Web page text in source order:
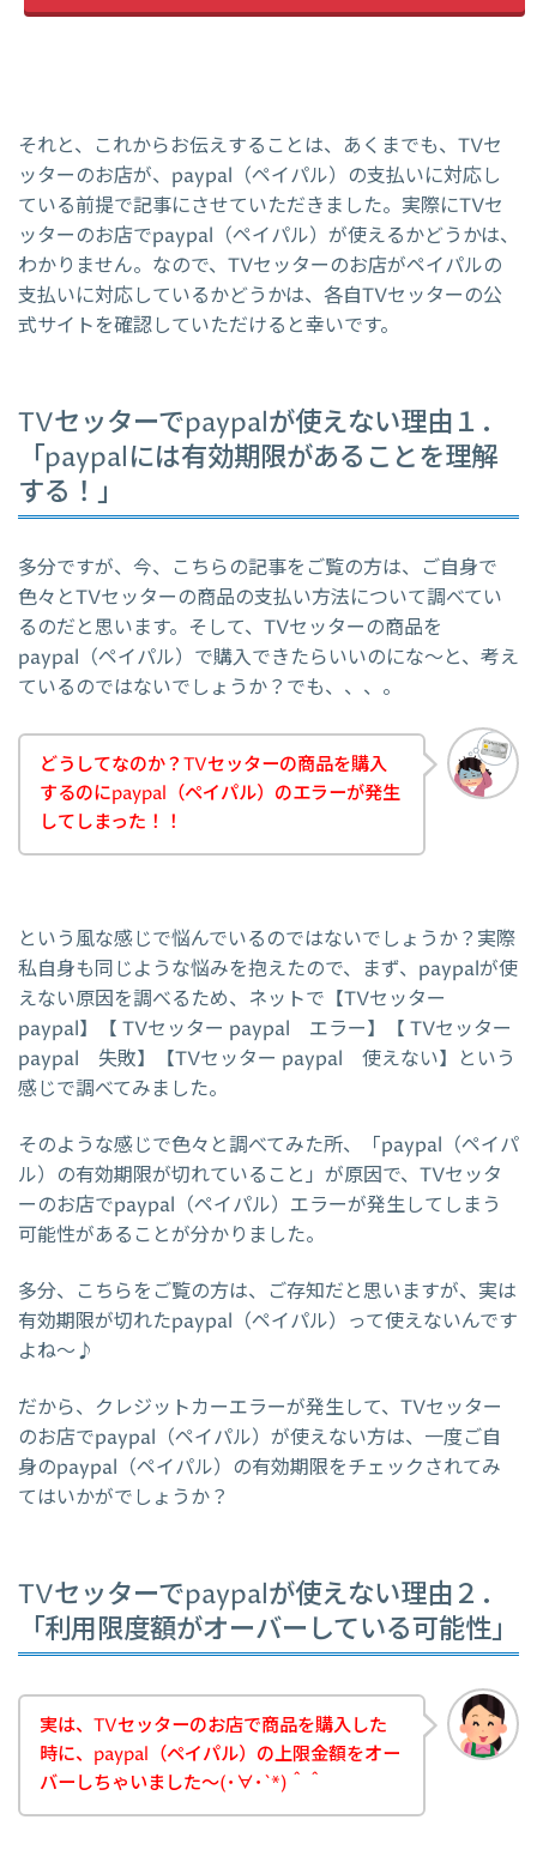
それと、これからお伝えすることは、あくまでも、TVセ
ッターのお店が、paypal（ペイパル）の支払いに対応し
ている前提で記事にさせていただきました。実際にTVセ
ッターのお店でpaypal（ペイパル）が使えるかどうかは、
わかりません。なので、TVセッターのお店がペイパルの
支払いに対応しているかどうかは、各自TVセッターの公
式サイトを確認していただけると幸いです。
TVセッターでpaypalが使えない理由１．
「paypalには有効期限があることを理解
する！」
多分ですが、今、こちらの記事をご覧の方は、ご自身で
色々とTVセッターの商品の支払い方法について調べてい
るのだと思います。そして、TVセッターの商品を
paypal（ペイパル）で購入できたらいいのにな～と、考え
ているのではないでしょうか？でも、、、。
どうしてなのか？TVセッターの商品を購入
するのにpaypal（ペイパル）のエラーが発生
してしまった！！
という風な感じで悩んでいるのではないでしょうか？実際
私自身も同じような悩みを抱えたので、まず、paypalが使
えない原因を調べるため、ネットで【TVセッター
paypal】【 TVセッター paypal エラー】【 TVセッター
paypal 失敗】【TVセッター paypal 使えない】という
感じで調べてみました。
そのような感じで色々と調べてみた所、「paypal（ペイパ
ル）の有効期限が切れていること」が原因で、TVセッタ
ーのお店でpaypal（ペイパル）エラーが発生してしまう
可能性があることが分かりました。
多分、こちらをご覧の方は、ご存知だと思いますが、実は
有効期限が切れたpaypal（ペイパル）って使えないんです
よね～♪
だから、クレジットカーエラーが発生して、TVセッター
のお店でpaypal（ペイパル）が使えない方は、一度ご自
身のpaypal（ペイパル）の有効期限をチェックされてみ
てはいかがでしょうか？
TVセッターでpaypalが使えない理由２．
「利用限度額がオーバーしている可能性」
実は、TVセッターのお店で商品を購入した
時に、paypal（ペイパル）の上限金額をオー
バーしちゃいました～(･∀･`*)＾＾